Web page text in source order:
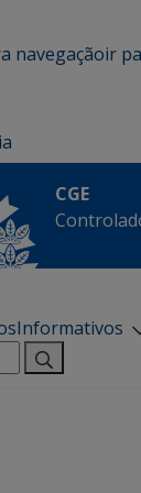
navegaçãoir
CGE
Informativos